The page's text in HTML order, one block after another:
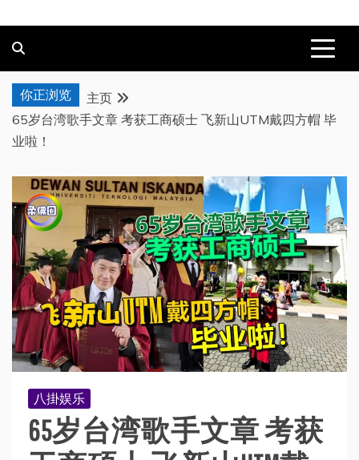
你正浏览
主页
65岁台湾歌手文章 考获工商硕士 飞新山UTM戴四方帽 毕
业啦！
八掛娱乐
65岁台湾歌手文章 考获